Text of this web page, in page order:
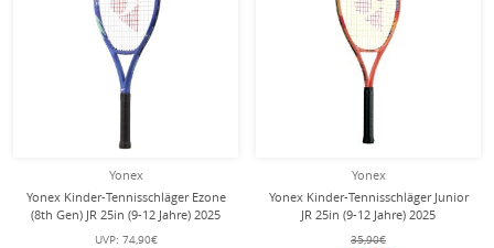
Yonex
Yonex Kinder-Tennisschläger Ezone
(8th Gen) JR 25in (9-12 Jahre) 2025
blau - besaitet -
UVP: 74,90€
Yonex
Yonex Kinder-Tennisschläger Junior
JR 25in (9-12 Jahre) 2025
korallrot/orange - besaitet -
35,90€